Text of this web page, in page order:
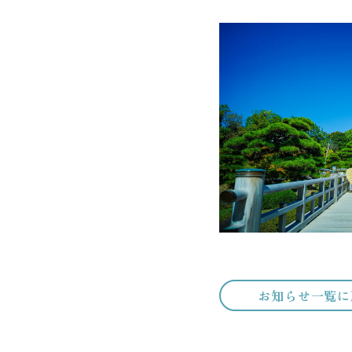
お知らせ一覧